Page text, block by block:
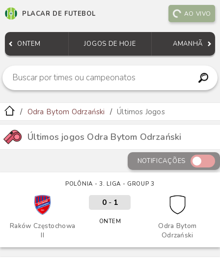
PLACAR DE FUTEBOL AO VIVO
ONTEM JOGOS DE HOJE AMANHÃ
Odra Bytom Odrzański Últimos Jogos
Últimos jogos Odra Bytom Odrzański
NOTIFICAÇÕES
POLÔNIA - 3. LIGA - GROUP 3
Raków Częstochowa
II
Odra Bytom
Odrzański
0- 1
ONTEM